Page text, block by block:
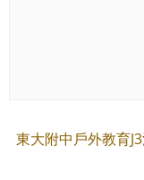
東大附中戶外教育